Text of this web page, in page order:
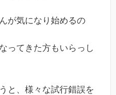
が気になり始めるの
ってきた方もいらっし
と、様々な試行錯誤を